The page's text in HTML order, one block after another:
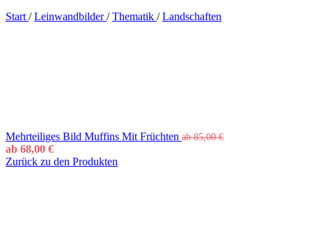
Start / Leinwandbilder/ Thematik / Landschaften
Mehrteiliges Bild Muffins Mit Früchten ab85,00€
ab 68,00 €
Zurück zu den Produkten